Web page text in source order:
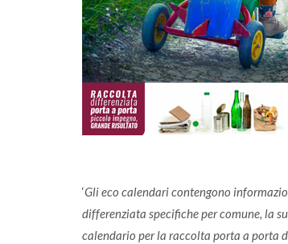
‘Gli eco calendari contengono
differenziata specifiche per comune, la
calendario per la raccolta porta a porta